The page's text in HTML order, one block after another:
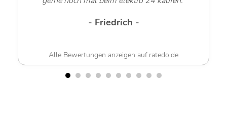
- Friedrich -
Alle Bewertungen anzeigen auf ratedo.de